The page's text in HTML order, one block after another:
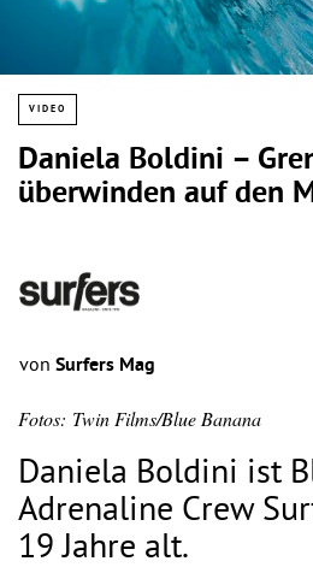
VIDEO
Daniela Boldini –
überwinden auf den
von Surfers Mag
Fotos: Twin Films/Blue Banana
Daniela Boldini ist
Adrenaline Crew
19 Jahre alt.